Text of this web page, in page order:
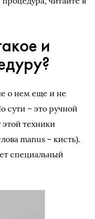
и
о нем еще и не
сути – это ручной
этой техники
manus – кисть).
специальный